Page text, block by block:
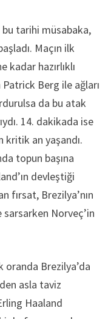
tarihi müsabaka,
Maçın ilk
kadar hazırlıklı
Berg ile ağları
da bu atak
14. dakikada ise
kritik an yaşandı.
topun başına
devleştiği
fırsat, Brezilya’nın
Norveç’in
oranda Brezilya’da
asla taviz
Haaland